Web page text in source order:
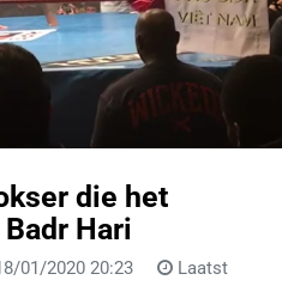
die het
Hari
01/2020 20:23
Laatst